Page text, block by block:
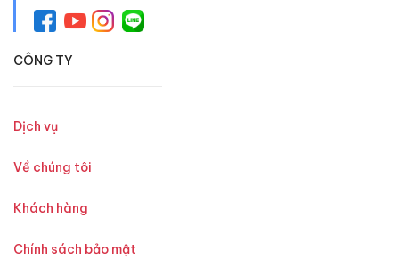
CÔNG TY
Dịch vụ
Về chúng tôi
Khách hàng
Chính sách bảo mật